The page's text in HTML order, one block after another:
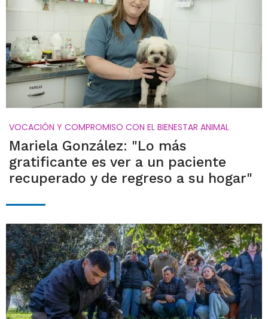
VOCACIÓN Y COMPROMISO CON EL BIENESTAR ANIMAL
Mariela González: "Lo más
gratificante es ver a un paciente
recuperado y de regreso a su hogar"